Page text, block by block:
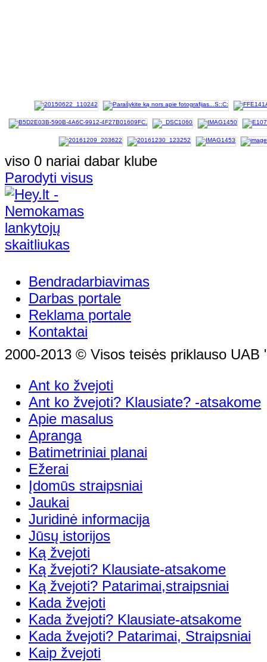
viso 0 nariai dabar klube
Parodyti visus
Bendradarbiavimas
Darbas portale
Reklama portale
Kontaktai
2000-2013 © Visos teisės priklauso UAB
Ant ko žvejoti
Ant ko žvejoti? Klausiate? -atsakome
Apie masalus
Apranga
Batimetriniai planai
Ežerai
Įdomūs straipsniai
Jaukai
Juridinė informacija
Jūsų istorijos
Ką žvejoti
Ką žvejoti? Klausiate-atsakome
Ką žvejoti? Patarimai,straipsniai
Kada žvejoti
Kada žvejoti? Klausiate-atsakome
Kada žvejoti? Patarimai, Straipsniai
Kaip žvejoti